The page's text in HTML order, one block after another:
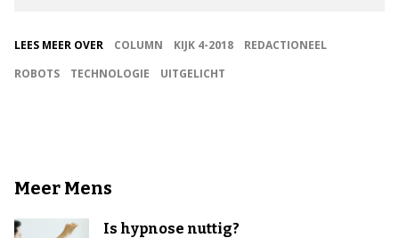
LEES MEER OVER COLUMN KIJK 4-2018
REDACTIONEEL
ROBOTS
TECHNOLOGIE UITGELICHT
Meer Mens
Is hypnose nuttig?